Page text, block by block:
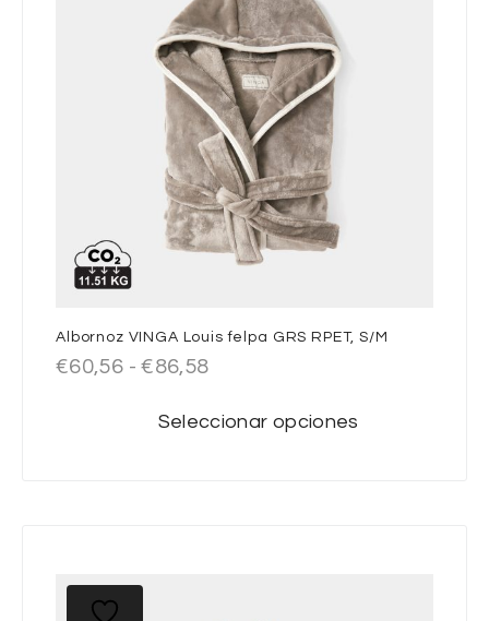
Albornoz VINGA Louis felpa GRS RPET, S/M
€60,56 - €86,58
Seleccionar opciones